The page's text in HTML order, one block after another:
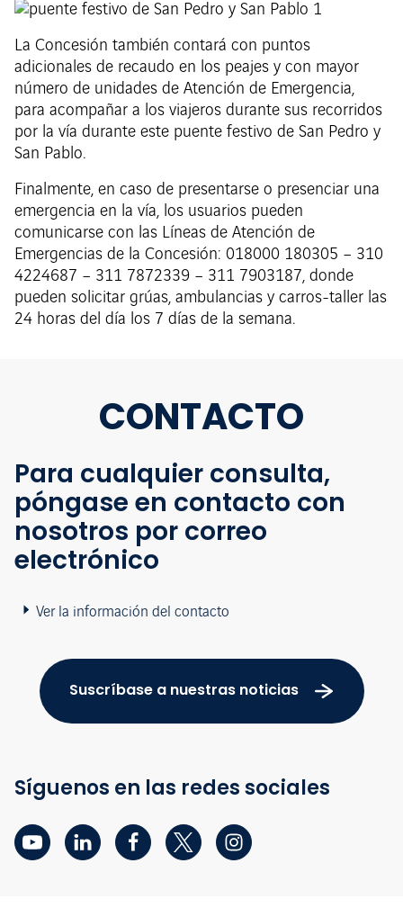
La Concesión también contará con puntos
adicionales de recaudo en los peajes y con mayor
número de unidades de Atención de Emergencia,
para acompañar a los viajeros durante sus recorridos
por la vía durante este puente festivo de San Pedro y
San Pablo.
Finalmente, en caso de presentarse o presenciar una
emergencia en la vía, los usuarios pueden
comunicarse con las Líneas de Atención de
Emergencias de la Concesión: 018000 180305 – 310
4224687 – 311 7872339 – 311 7903187, donde
pueden solicitar grúas, ambulancias y carros-taller las
24 horas del día los 7 días de la semana.
CONTACTO
Para cualquier consulta,
póngase en contacto con
nosotros por correo
electrónico
Ver la información del contacto
Suscríbase a nuestras noticias
Síguenos en las redes sociales